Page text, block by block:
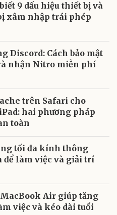
9 dấu hiệu thiết bị và
xâm nhập trái phép
Discord: Cách bảo mật
nhận Nitro miễn phí
trên Safari cho
hai phương pháp
toàn
tối đa kính thông
để làm việc và giải trí
Air giúp tăng
việc và kéo dài tuổi